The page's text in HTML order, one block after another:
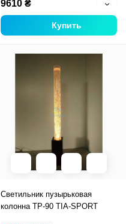
9610 ₴
Купить
Светильник пузырьковая
колонна ТР-90 TIA-SPORT